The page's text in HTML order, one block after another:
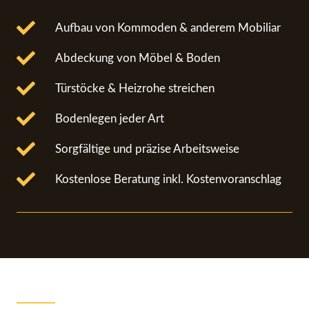
Aufbau von Kommoden & anderem Mobiliar
Abdeckung von Möbel & Boden
Türstöcke & Heizrohe streichen
Bodenlegen jeder Art
Sorgfältige und präzise Arbeitsweise
Kostenlose Beratung inkl. Kostenvoranschlag